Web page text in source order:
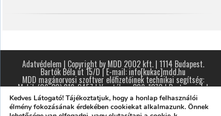
Adatvédelem | Copyright by MDD 2002 kft. | 1114 Budapest.
Bartók Béla út 15/D | E-mail: info[kukac]mdd.hu
MDD magánorvosi szoftver előfizetőinek technikai segítség:
Mobil: (06-30) 819-2457 | Vezetékes: 209-1370 |Partnereink|
Design by RA
Kedves Látogató! Tájékoztatjuk, hogy a honlap felhasználói
élmény fokozásának érdekében cookiekat alkalmazunk. Önnek